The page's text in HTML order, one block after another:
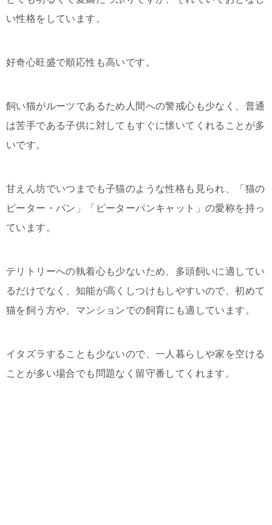
い性格をしています。
好奇心旺盛で順応性も高いです。
飼い猫がルーツであるため人間への警戒心も少なく、普通
は苦手である子供に対してもすぐに懐いてくれることが多
いです。
甘えん坊でいつまでも子猫のような性格も見られ、「猫の
ピーター・パン」「ピーターパンキャット」の愛称を持っ
ています。
テリトリーへの執着心も少ないため、多頭飼いに適してい
るだけでなく、知能が高くしつけもしやすいので、初めて
猫を飼う方や、マンションでの飼育にも適しています。
イタズラすることも少ないので、一人暮らしや家を空ける
ことが多い場合でも問題なく留守番してくれます。